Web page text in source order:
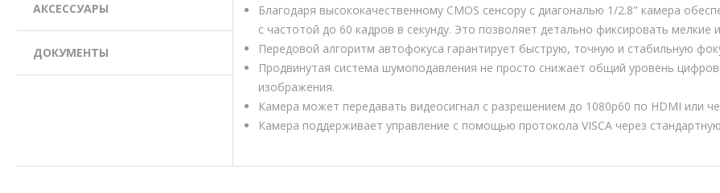
АКСЕССУАРЫ
ДОКУМЕНТЫ
Благодаря высококачественному CMOS сенсору с диагональю 1/2.8" камера
с частотой до 60 кадров в секунду. Это позволяет детально фиксировать
Передовой алгоритм автофокуса гарантирует быструю, точную и стабильную
Продвинутая система шумоподавления не просто снижает общий уровень
изображения.
Камера может передавать видеосигнал с разрешением до 1080p60 по HDMI или
Камера поддерживает управление с помощью протокола VISCA через